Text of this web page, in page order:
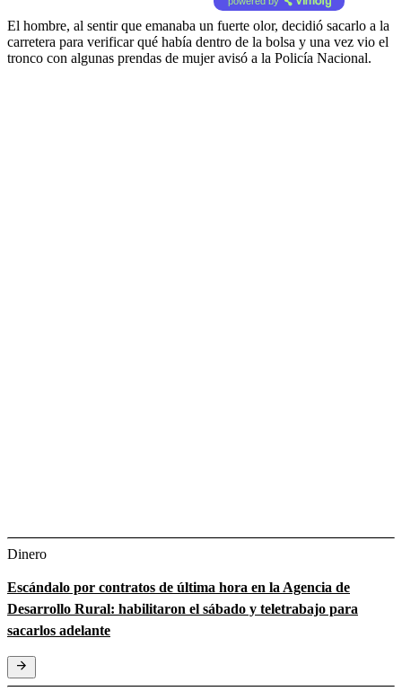
El hombre, al sentir que emanaba un fuerte olor, decidió sacarlo a la
carretera para verificar qué había dentro de la bolsa y una vez vio el
tronco con algunas prendas de mujer avisó a la Policía Nacional.
Dinero
Escándalo por contratos de última hora en la Agencia de
Desarrollo Rural: habilitaron el sábado y teletrabajo para
sacarlos adelante